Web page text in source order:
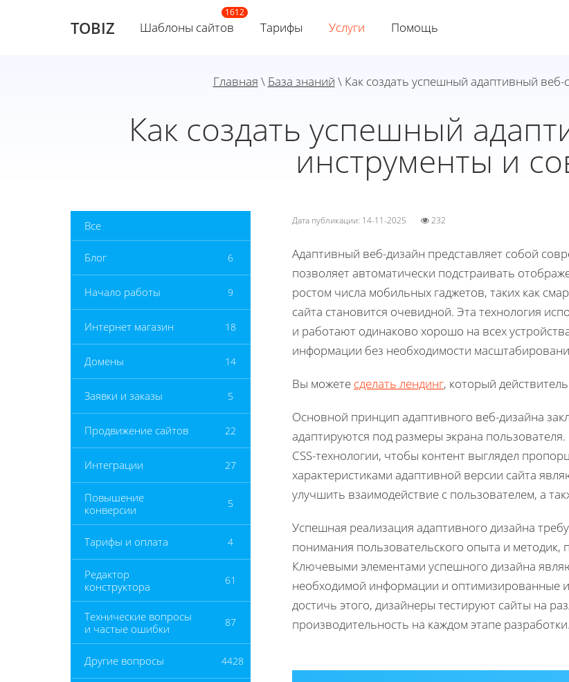
TOBIZ Шаблоны сайтов Тарифы Услуги Помощь
Главная \ База знаний \ Как создать успешный адаптивный веб-
Как создать успешный
инструменты и
Все
Блог 6
Начало работы 9
Интернет магазин 18
Домены 14
Заявки и заказы 5
Продвижение сайтов 22
Интеграции 27
Повышение
конверсии
5
Тарифы и оплата 4
Редактор
конструктора
61
Технические вопросы
и частые ошибки
87
Другие вопросы 4428
Дата публикации: 14-11-2025 232
Адаптивный веб-дизайн представляет собой
позволяет автоматически подстраивать
ростом числа мобильных гаджетов, таких как
сайта становится очевидной. Эта технология
и работают одинаково хорошо на всех
информации без необходимости
Вы можете сделать лендинг, который
Основной принцип адаптивного веб-дизайна
адаптируются под размеры экрана
CSS-технологии, чтобы контент выглядел
характеристиками адаптивной версии сайта
улучшить взаимодействие с пользователем, а
Успешная реализация адаптивного дизайна
понимания пользовательского опыта и методик,
Ключевыми элементами успешного дизайна
необходимой информации и оптимизированные
достичь этого, дизайнеры тестируют сайты на
производительность на каждом этапе разработки.